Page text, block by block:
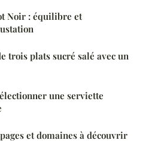
Noir : équilibre et
trois plats sucré salé avec un
une serviette
et domaines à découvrir